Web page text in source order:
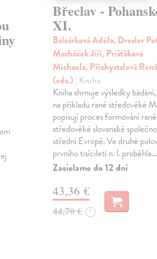
Břeclav -
XI.
Balcárková Adéla, Dresler
Macháček Jiří, Prišťáková
Michaela, Přichystalová
(eds.)| Kniha
Kniha shrnuje výsledky
na příkladu raně středověké
popisují proces formování raně
středověké slovanské
střední Evropě. Ve druhé
prvního tisíciletí n. l. proběhla…
Zasielame do 12 dní
43,36 €
44,70 € ?